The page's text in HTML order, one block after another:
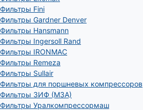
Фильтры Fini
Фильтры Gardner Denver
Фильтры Hansmann
Фильтры Ingersoll Rand
Фильтры IRONMAC
Фильтры Remeza
Фильтры Sullair
Фильтры для поршневых компрессоров
Фильтры ЗИФ (МЗА)
Фильтры Уралкомпрессормаш